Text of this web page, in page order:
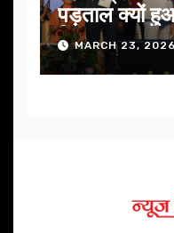
पड़ताल क्यों
निखार
MARCH 23,